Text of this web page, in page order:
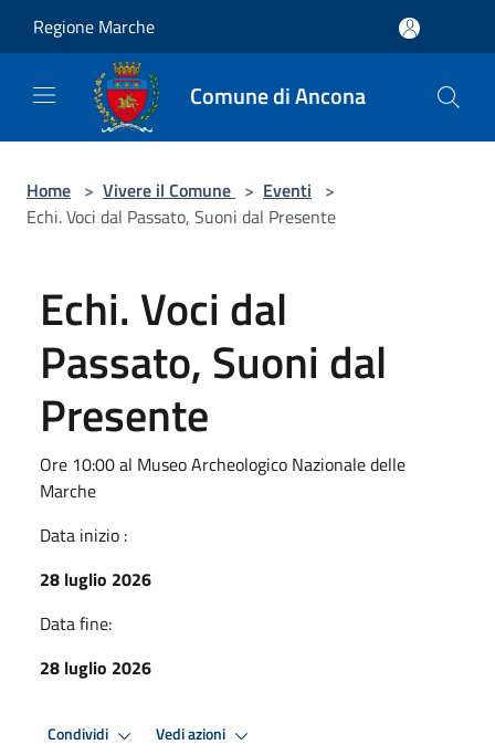
Regione Marche
Comune di Ancona
Home > Vivere il Comune > Eventi >
Echi. Voci dal Passato, Suoni dal Presente
Echi. Voci dal
Passato, Suoni dal
Presente
Ore 10:00 al Museo Archeologico Nazionale delle
Marche
Data inizio :
28 luglio 2026
Data fine:
28 luglio 2026
Condividi Vedi azioni